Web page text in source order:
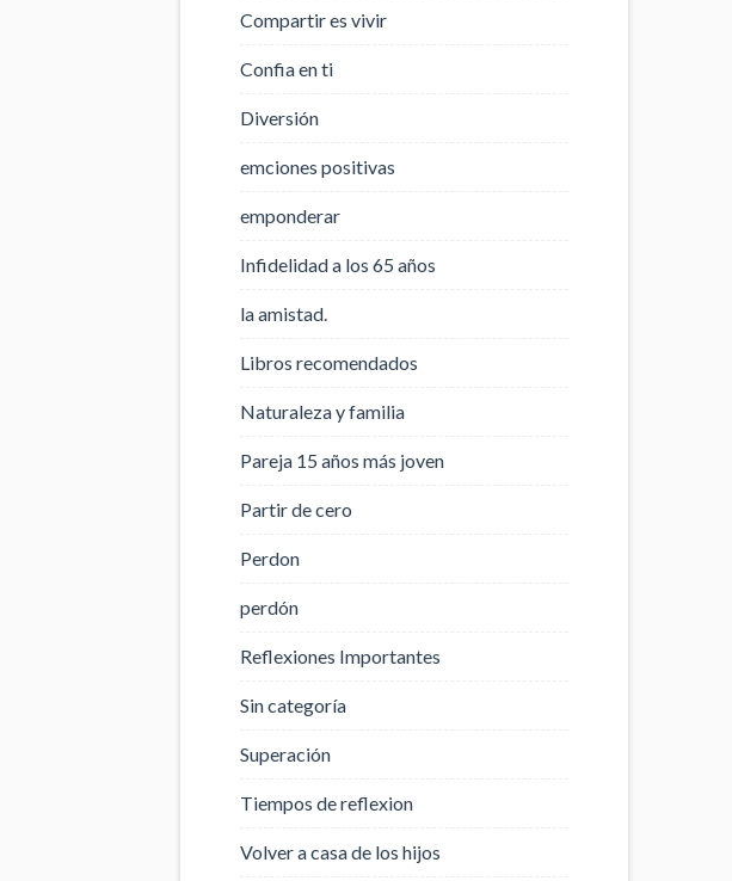
Compartir es vivir
Confia en ti
Diversión
emciones positivas
emponderar
Infidelidad a los 65 años
la amistad.
Libros recomendados
Naturaleza y familia
Pareja 15 años más joven
Partir de cero
Perdon
perdón
Reflexiones Importantes
Sin categoría
Superación
Tiempos de reflexion
Volver a casa de los hijos